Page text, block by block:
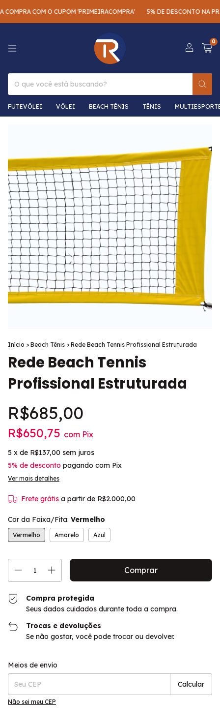
COM O CUPOM 'PRIMEIRACOMPRA' 5% DE DESCONTO NA
0
FUTEVÔLEI VÔLEI BEACH TÊNIS TÊNIS
Início > Beach Tênis > Rede Beach Tennis Profissional Estruturada
Rede Beach Tennis
Profissional Estruturada
R$685,00
R$650,75 com Pix
5 x de R$137,00 sem juros
5% de desconto pagando com Pix
Ver mais detalhes
Frete grátis a partir de R$2.000,00
Cor da Faixa/Fita: Vermelho
Vermelho Amarelo Azul
Compra protegida
Seus dados cuidados durante toda a compra.
Trocas e devoluções
Se não gostar, você pode trocar ou devolver.
Entregas para o CEP:
Meios de envio
Calcular
Não sei meu CEP